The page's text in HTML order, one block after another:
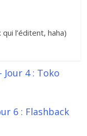
l’éditent, haha)
Jour 4 : Toko
6 : Flashback